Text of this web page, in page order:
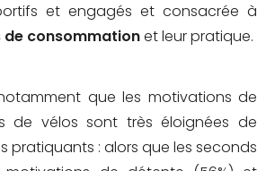
et engagés et consacrée à
de consommationet leur pratique.
que les motivations de
de vélos sont très éloignées de
pratiquants : alors que les seconds